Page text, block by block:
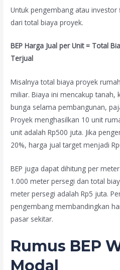
Untuk pengembang atau investor
dari total biaya proyek.
BEP Harga Jual per Unit = Total
Terjual
Misalnya total biaya proyek
miliar. Biaya ini mencakup tanah,
bunga selama pembangunan,
Proyek menghasilkan 10 unit
unit adalah Rp500 juta. Jika
20%, harga jual target menjadi
BEP juga dapat dihitung per
1.000 meter persegi dan total
meter persegi adalah Rp5 juta.
pengembang membandingkan
pasar sekitar.
Rumus BEP
Modal